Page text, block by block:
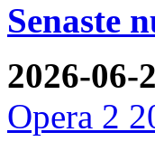
Senaste
2026-06-
Opera 2